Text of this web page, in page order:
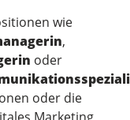
wie
,
oder
oder die